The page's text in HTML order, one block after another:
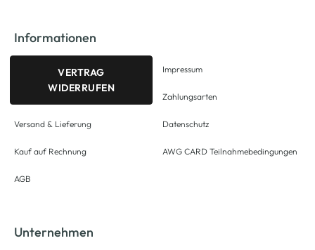
Informationen
VERTRAG
WIDERRUFEN
Versand & Lieferung
Kauf auf Rechnung
AGB
Impressum
Zahlungsarten
Datenschutz
AWG CARD Teilnahmebedingungen
Unternehmen